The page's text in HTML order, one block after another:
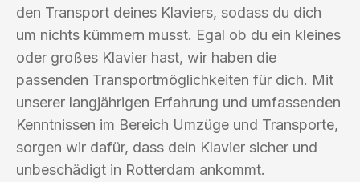
den Transport deines Klaviers, sodass du dich
um nichts kümmern musst. Egal ob du ein kleines
oder großes Klavier hast, wir haben die
passenden Transportmöglichkeiten für dich. Mit
unserer langjährigen Erfahrung und umfassenden
Kenntnissen im Bereich Umzüge und Transporte,
sorgen wir dafür, dass dein Klavier sicher und
unbeschädigt in Rotterdam ankommt.